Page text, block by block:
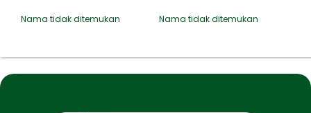
Nama tidak ditemukan Nama tidak ditemukan